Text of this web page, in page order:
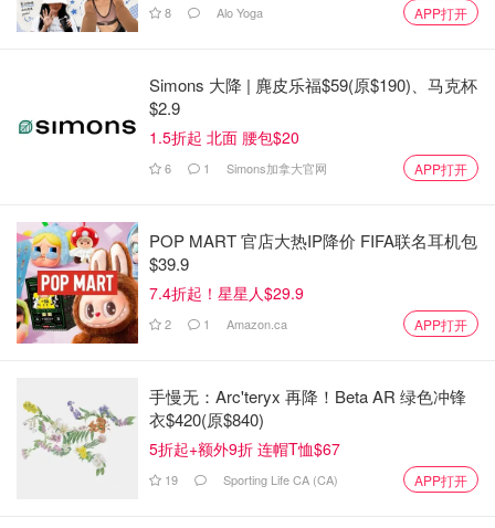
<分割/包馅/二发>
1. 准备好6份salted butter，冷藏备用
8 Alo Yoga APP打开
Simons 大降 | 麂皮乐福$59(原$190)、马克杯
$2.9
1.5折起 北面 腰包$20
6 1 Simons加拿大官网 APP打开
POP MART 官店大热IP降价 FIFA联名耳机包
$39.9
7.4折起！星星人$29.9
2 1 Amazon.ca APP打开
手慢无：Arc'teryx 再降！Beta AR 绿色冲锋
衣$420(原$840)
5折起+额外9折 连帽T恤$67
19 Sporting Life CA (CA) APP打开